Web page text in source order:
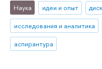
Наука идеи и опыт
исследования и аналитика
аспирантура